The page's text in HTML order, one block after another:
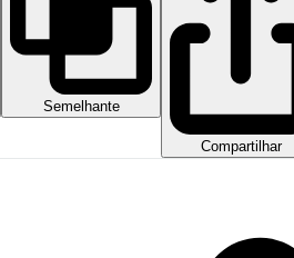
Semelhante
Compartilhar